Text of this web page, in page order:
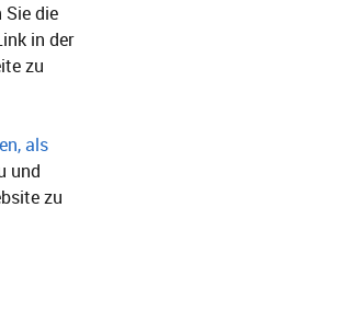
Sie die
in der
zu
als
und
zu